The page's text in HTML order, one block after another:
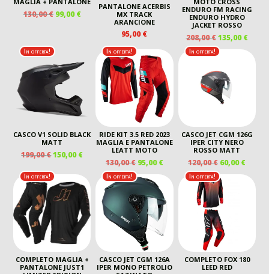
130,00€ IL
130,00 €.
99,00€IL
99,00 €.
PANTALONE ACERBIS
MX TRACK
ARANCIONE
95,00€
ENDURO FM RACING
ENDURO HYDRO
JACKET ROSSO
208,00€ IL
PREZZO
ORIGINALE
ERA:
208,00 €.
135,00€IL
In offerta!
CASCO V1 SOLID BLACK
MATT
199,00€IL
ORIGINALE
ERA:
199,00 €.
150,00€IL
PREZZO
ATTUALE
È:
150,00 €.
In offerta!
RIDE KIT 3.5 RED 2023
MAGLIA E PANTALONE
LEATT MOTO
130,00€ IL
PREZZO
ORIGINALE
ERA:
130,00 €.
95,00€IL
PREZZO
ATTUALE
È:
95,00 €.
In offerta!
CASCO JET CGM 126G
IPER CITY NERO
ROSSO MATT
120,00€ IL
PREZZO
ORIGINALE
ERA:
120,00 €.
60,00€IL
In offerta!
COMPLETO MAGLIA +
PANTALONE JUST1
In offerta!
CASCO JET CGM 126A
IPER MONO PETROLIO
In offerta!
COMPLETO FOX 180
LEED RED